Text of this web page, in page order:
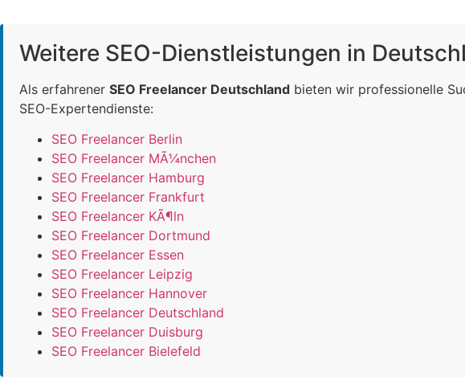
Weitere SEO-Dienstleistungen in
Als erfahrener SEO Freelancer Deutschland bieten wir professionelle
SEO-Expertendienste:
SEO Freelancer Berlin
SEO Freelancer MÃ¼nchen
SEO Freelancer Hamburg
SEO Freelancer Frankfurt
SEO Freelancer KÃ¶ln
SEO Freelancer Dortmund
SEO Freelancer Essen
SEO Freelancer Leipzig
SEO Freelancer Hannover
SEO Freelancer Deutschland
SEO Freelancer Duisburg
SEO Freelancer Bielefeld